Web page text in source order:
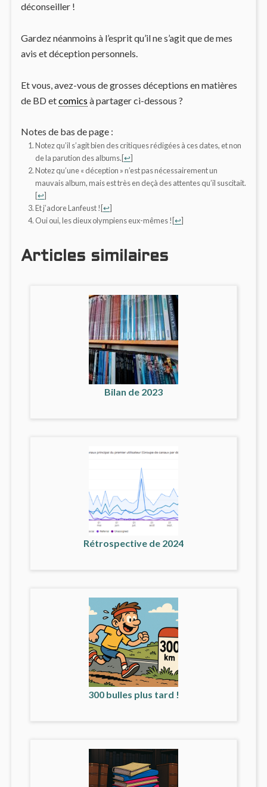
déconseiller !
Gardez néanmoins à l’esprit qu’il ne s’agit que de mes
avis et déception personnels.
Et vous, avez-vous de grosses déceptions en matières
de BD etcomics à partager ci-dessous ?
Notes de bas de page :
Notez qu’il s’agit bien des critiques rédigées à ces dates, et non
de la parution des albums.[↩]
Notez qu’une « déception » n’est pas nécessairement un
mauvais album, mais est très en deçà des attentes qu’il suscitait.
[↩]
Et j’adore Lanfeust ! [↩]
Oui oui, les dieux olympiens eux-mêmes ! [↩]
Articles similaires
Bilan de 2023
Rétrospective de 2024
300 bulles plus tard !